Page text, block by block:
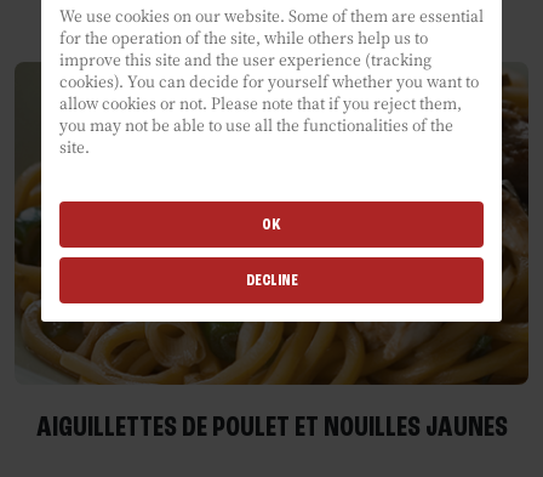
AIGUILLETTES DE POULET ET NOUILLES JAUNES
We use cookies on our website. Some of them are essential
for the operation of the site, while others help us to
improve this site and the user experience (tracking
cookies). You can decide for yourself whether you want to
allow cookies or not. Please note that if you reject them,
you may not be able to use all the functionalities of the
site.
OK
DECLINE